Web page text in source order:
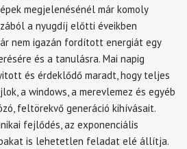
megjelenésénél már komoly
a nyugdíj előtti éveikben
nem igazán fordított energiát egy
és a tanulásra. Mai napig
és érdeklődő maradt, hogy teljes
a windows, a merevlemez és egyéb
feltörekvő generáció kihívásait.
fejlődés, az exponenciális
is lehetetlen feladat elé állítja.